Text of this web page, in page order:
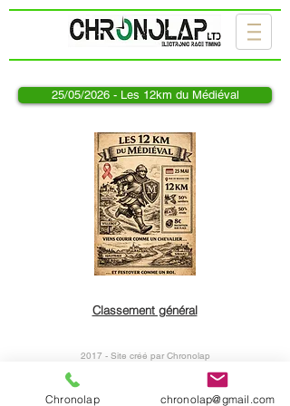
25/05/2026 - Les 12km du Médiéval
Classement général
2017 - Site créé par Chronolap
Chronolap chronolap@gmail.com